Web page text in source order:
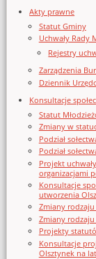
Akty prawne
Statut Gminy
Uchwały Rady
Rejestry
Zarządzenia
Dziennik
Konsultacje
Statut
Zmiany w
Podział
Podział
Projekt
organizacjami
Konsultacje
utworzenia
Zmiany
Zmiany
Projekty
Konsultacje
Olsztynek na